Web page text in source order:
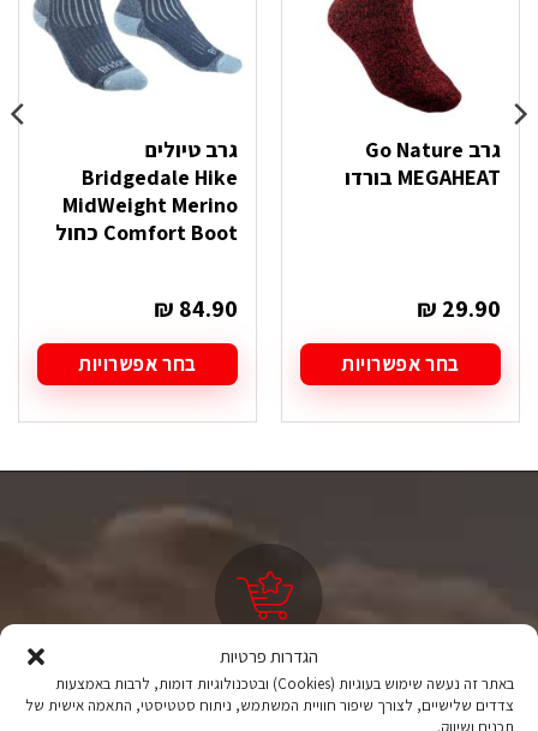
הגדרות פרטיות
באתר זה נעשה שימוש בעוגיות (Cookies) ובטכנולוגיות דומות, לרבות באמצעות
צדדים שלישיים, לצורך שיפור חוויית המשתמש, ניתוח סטטיסטי, התאמה אישית של
גרב Go Nature
MEGAHEAT בורדו
₪ 29.90
בחר אפשרויות
זה
האפשרויות
המוצר
גרב טיולים
Bridgedale Hike
MidWeight Merino
Comfort Boot כחול
₪ 84.90
בחר אפשרויות
זה
ניתן
לבחור
האפשרויות
המוצר
ציוד טיולים
מהיבואן לצרכן